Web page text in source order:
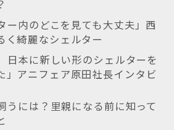
ー内のどこを見ても大丈夫」西
く綺麗なシェルター
日本に新しい形のシェルターを
」アニフェア原田社長インタビ
うには？里親になる前に知って